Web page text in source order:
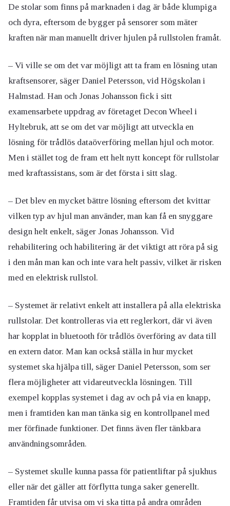
De stolar som finns på marknaden i dag är både klumpiga
och dyra, eftersom de bygger på sensorer som mäter
kraften när man manuellt driver hjulen på rullstolen framåt.
– Vi ville se om det var möjligt att ta fram en lösning utan
kraftsensorer, säger Daniel Petersson, vid Högskolan i
Halmstad. Han och Jonas Johansson fick i sitt
examensarbete uppdrag av företaget Decon Wheel i
Hyltebruk, att se om det var möjligt att utveckla en
lösning för trådlös dataöverföring mellan hjul och motor.
Men i stället tog de fram ett helt nytt koncept för rullstolar
med kraftassistans, som är det första i sitt slag.
– Det blev en mycket bättre lösning eftersom det kvittar
vilken typ av hjul man använder, man kan få en snyggare
design helt enkelt, säger Jonas Johansson. Vid
rehabilitering och habilitering är det viktigt att röra på sig
i den mån man kan och inte vara helt passiv, vilket är risken
med en elektrisk rullstol.
– Systemet är relativt enkelt att installera på alla elektriska
rullstolar. Det kontrolleras via ett reglerkort, där vi även
har kopplat in bluetooth för trådlös överföring av data till
en extern dator. Man kan också ställa in hur mycket
systemet ska hjälpa till, säger Daniel Petersson, som ser
flera möjligheter att vidareutveckla lösningen. Till
exempel kopplas systemet i dag av och på via en knapp,
men i framtiden kan man tänka sig en kontrollpanel med
mer förfinade funktioner. Det finns även fler tänkbara
användningsområden.
– Systemet skulle kunna passa för patientliftar på sjukhus
eller när det gäller att förflytta tunga saker generellt.
Framtiden får utvisa om vi ska titta på andra områden